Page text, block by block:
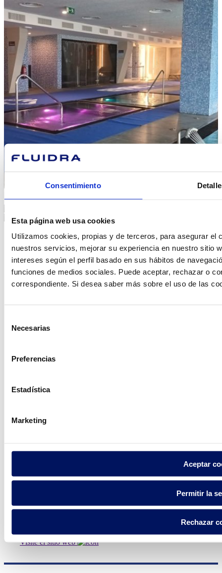
Consentimiento
Esta página web usa cookies
Utilizamos cookies, propias y de terceros, para asegurar el
nuestros servicios, mejorar su experiencia en nuestro sitio
intereses según el perfil basado en sus hábitos de
funciones de medios sociales. Puede aceptar, rechazar o
correspondiente. Si desea saber más sobre el uso de las
Necesarias
Preferencias
Estadística
Marketing
Aceptar
Permitir la
Rechazar
¿En qué
podemos
ayudarte?
Contacto
Encuentre Fluidra
Visite el sitio web